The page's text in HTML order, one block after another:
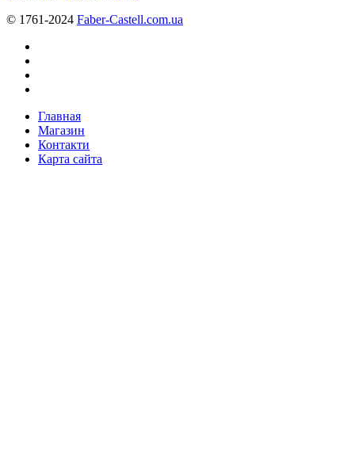
© 1761-2024 Faber-Castell.com.ua
Главная
Магазин
Контакти
Карта сайта